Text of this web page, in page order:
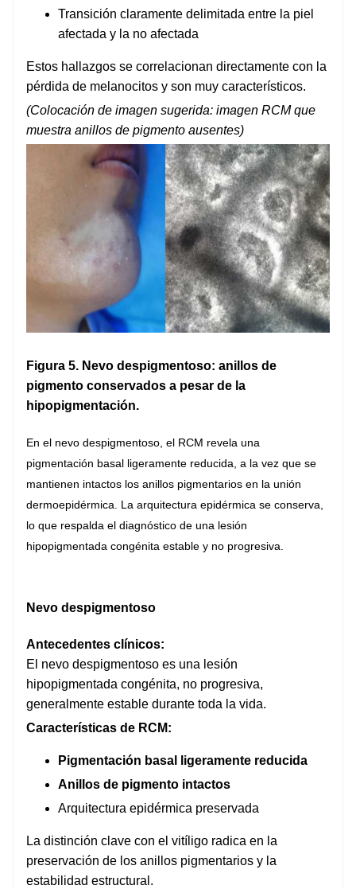
Transición claramente delimitada entre la piel
afectada y la no afectada
Estos hallazgos se correlacionan directamente con la
pérdida de melanocitos y son muy característicos.
(Colocación de imagen sugerida: imagen RCM que
muestra anillos de pigmento ausentes)
Figura 5. Nevo despigmentoso: anillos de
pigmento conservados a pesar de la
hipopigmentación.
En el nevo despigmentoso, el RCM revela una
pigmentación basal ligeramente reducida, a la vez que se
mantienen intactos los anillos pigmentarios en la unión
dermoepidérmica. La arquitectura epidérmica se conserva,
lo que respalda el diagnóstico de una lesión
hipopigmentada congénita estable y no progresiva.
Nevo despigmentoso
Antecedentes clínicos:
El nevo despigmentoso es una lesión
hipopigmentada congénita, no progresiva,
generalmente estable durante toda la vida.
Características de RCM:
Pigmentación basal ligeramente reducida
Anillos de pigmento intactos
Arquitectura epidérmica preservada
La distinción clave con el vitíligo radica en la
preservación de los anillos pigmentarios y la
estabilidad estructural.